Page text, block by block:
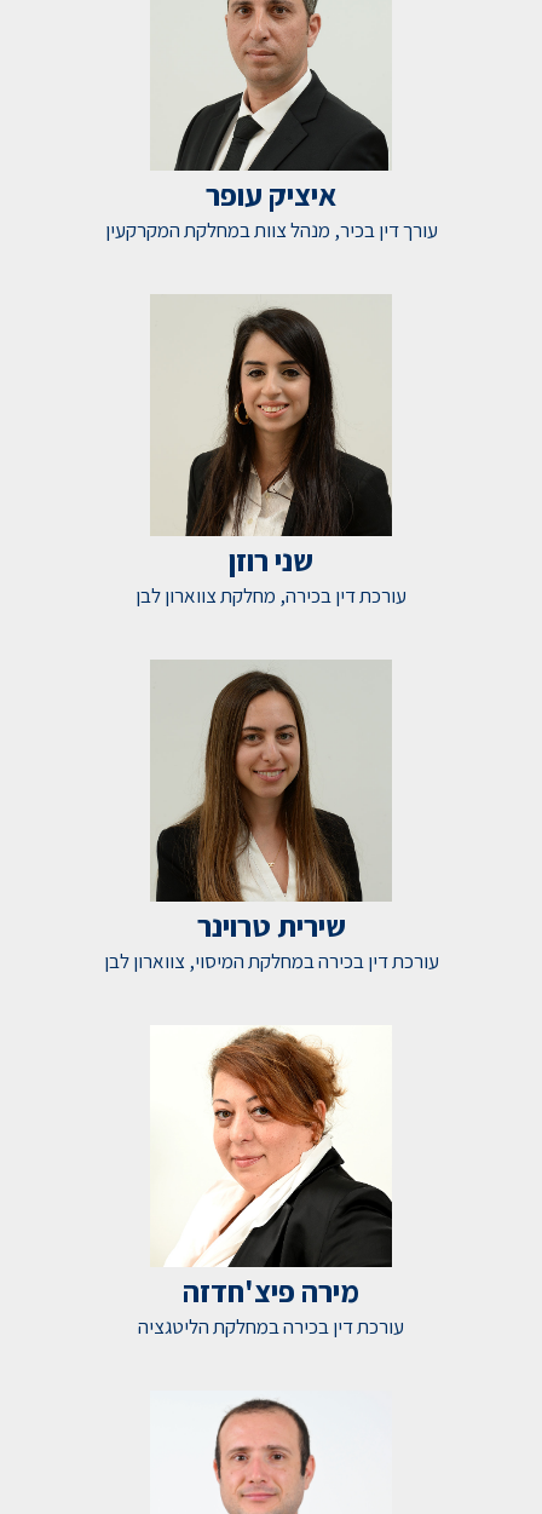
איציק עופר
עורך דין בכיר, מנהל צוות במחלקת המקרקעין
שני רוזן
עורכת דין בכירה, מחלקת צווארון לבן
שירית טרוינר
עורכת דין בכירה במחלקת המיסוי, צווארון לבן
מירה פיצ'חדזה
עורכת דין בכירה במחלקת הליטגציה